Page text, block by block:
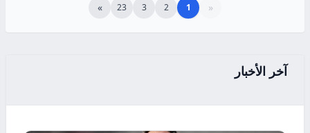
«
1
2
3
23
»
آخر الأخبار